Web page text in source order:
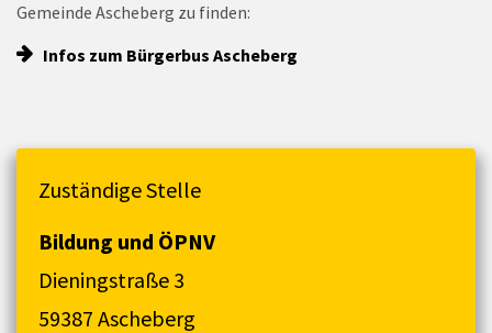
Gemeinde Ascheberg zu finden:
Infos zum Bürgerbus Ascheberg
Zuständige Stelle
Bildung und ÖPNV
Dieningstraße 3
59387 Ascheberg